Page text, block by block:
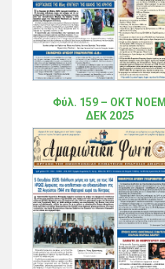
Φύλ. 159 – ΟΚΤ ΝΟΕΜ
ΔΕΚ 2025